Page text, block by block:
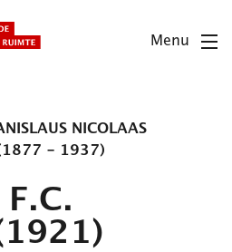
Menu
NICOLAAS
(1877 - 1937)